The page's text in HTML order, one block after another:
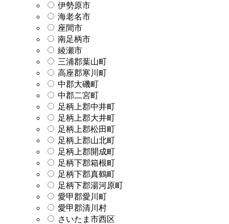
伊勢原市
海老名市
座間市
南足柄市
綾瀬市
三浦郡葉山町
高座郡寒川町
中郡大磯町
中郡二宮町
足柄上郡中井町
足柄上郡大井町
足柄上郡松田町
足柄上郡山北町
足柄上郡開成町
足柄下郡箱根町
足柄下郡真鶴町
足柄下郡湯河原町
愛甲郡愛川町
愛甲郡清川村
さいたま市西区